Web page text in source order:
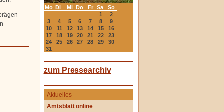
Mo Di Mi Do Fr Sa
So
1
2
3
4 5 6 7 8
9
10
11 12 13 14 15
16
17
18 19 20 21 22
23
24
25 26 27 28 29
30
31
zum Pressearchiv
Aktuelles
Amtsblatt online